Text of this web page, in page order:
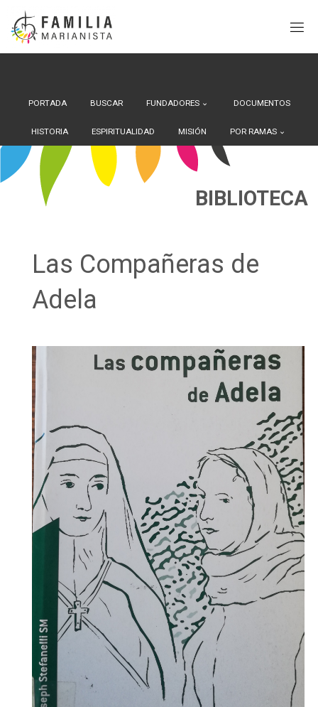
Saltar
contenido
PORTADA BUSCAR FUNDADORES DOCUMENTOS
HISTORIA ESPIRITUALIDAD MISIÓN POR RAMAS
BIBLIOTECA
Las Compañeras de
Adela